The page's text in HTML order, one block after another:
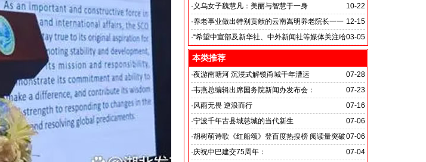
闻社社务会主席徐志强先生并达成多项合作协议
10-22
· 义乌女子魏慧凡：美丽与智慧于一身
12-15
·养老事业做出特别贡献的云南嵩明养老院长一一
李丽琼
03-05
·“希望中宣部及新华社、中外新闻社等媒体关注哈
尔滨的发展”
本类推荐
07-28
·夜游南塘河 沉浸式解锁甬城千年漕运
07-23
·韦燕总编辑出席国务院新闻办发布会：
关注海关总署“十五五”时期守好国门安全
07-16
·风雨无畏 逆浪而行
旭日应急救援队硬核抗巴“威风”护平安
07-06
·宁波千年古县城慈城的当代新生
07-06
·胡树萌诗歌《红船颂》登百度热搜榜 阅读量突破
数亿次 打破“曲高和寡”的传播困境
07-04
·庆祝中巴建交75周年：